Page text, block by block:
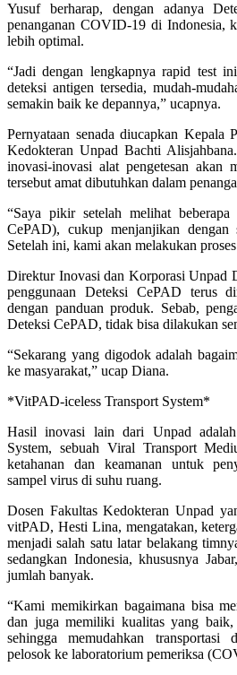
Yusuf berharap, dengan adanya
penanganan COVID-19 di Indonesia,
lebih optimal.
“Jadi dengan lengkapnya rapid test
deteksi antigen tersedia, mudah-
semakin baik ke depannya,” ucapnya.
Pernyataan senada diucapkan Kepala
Kedokteran Unpad Bachti
inovasi-inovasi alat pengetesan akan
tersebut amat dibutuhkan dalam
“Saya pikir setelah melihat
CePAD), cukup menjanjikan
Setelah ini, kami akan melakukan
Direktur Inovasi dan Korporasi Unpad
penggunaan Deteksi CePAD terus
dengan panduan produk. Sebab,
Deteksi CePAD, tidak bisa dilakukan
“Sekarang yang digodok adalah
ke masyarakat,” ucap Diana.
*VitPAD-iceless Transport System*
Hasil inovasi lain dari Unpad
System, sebuah Viral Transport
ketahanan dan keamanan untuk
sampel virus di suhu ruang.
Dosen Fakultas Kedokteran Unpad
vitPAD, Hesti Lina, mengatakan,
menjadi salah satu latar belakang
sedangkan Indonesia, khususnya
jumlah banyak.
“Kami memikirkan bagaimana bisa
dan juga memiliki kualitas yang
sehingga memudahkan transportasi
pelosok ke laboratorium pemeriksa